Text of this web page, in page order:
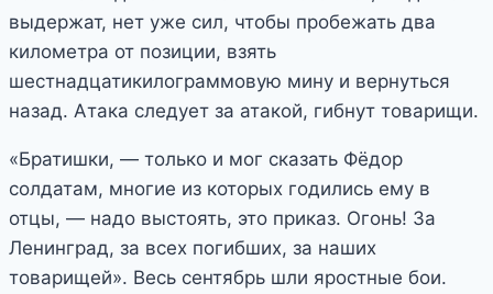
выдержат, нет уже сил, чтобы пробежать два
километра от позиции, взять
шестнадцатикилограммовую мину и вернуться
назад. Атака следует за атакой, гибнут товарищи.
«Братишки, — только и мог сказать Фёдор
солдатам, многие из которых годились ему в
отцы, — надо выстоять, это приказ. Огонь! За
Ленинград, за всех погибших, за наших
товарищей». Весь сентябрь шли яростные бои.